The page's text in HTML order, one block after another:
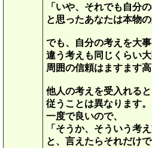
「いや、それでも自分
と思ったあなたは本物
でも、自分の考えを大
違う考えも同じくらい
周囲の信頼はますます
他人の考えを受入れる
従うことは異なります。
一度で良いので、
「そうか、そういう考
と、言えたらそれだけで